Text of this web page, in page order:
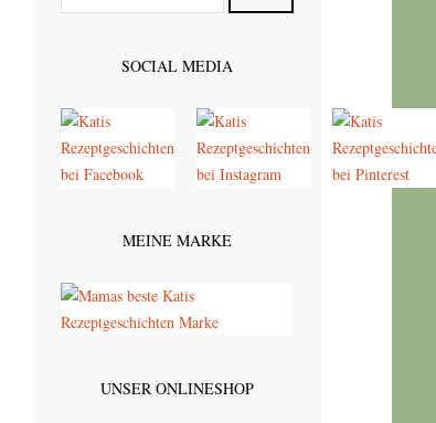
SOCIAL MEDIA
MEINE MARKE
UNSER ONLINESHOP